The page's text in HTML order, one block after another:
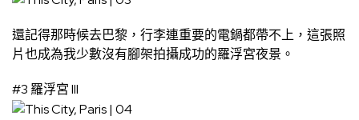
還記得那時候去巴黎，行李連重要的電鍋都帶不上，這張照
片也成為我少數沒有腳架拍攝成功的羅浮宮夜景。
#3 羅浮宮 III